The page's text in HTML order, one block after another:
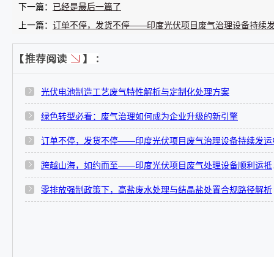
下一篇： 已经是最后一篇了
上一篇： 订单不停，发货不停——印度光伏项目废气治理设备持续
光伏电池制造工艺废气特性解析与定制化处理方案
绿色转型必看：废气治理如何成为企业升级的新引擎
订单不停，发货不停——印度光伏项目废气治理设备持续发运
零排放强制政策下，高盐废水处理与结晶盐处置合规路径解析